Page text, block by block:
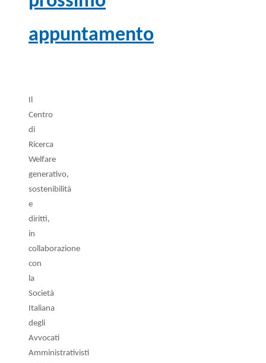
appuntamento
Il
Centro
di
Ricerca
Welfare
generativo,
sostenibilità
e
diritti,
in
collaborazione
con
la
Società
Italiana
degli
Avvocati
Amministrativisti